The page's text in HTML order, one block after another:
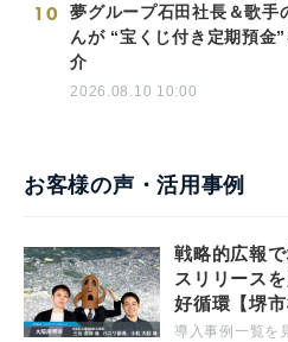
10
夢グループ石田社長＆歌手
んが “宝くじ付き定期預金
介
2026.08.10 10:00
お客様の声・活用事例
戦略的広報
スリリース
好循環【堺市
導入事例一覧を